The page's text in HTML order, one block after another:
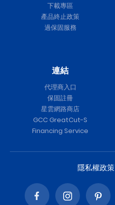
下載專區
產品終止政策
過保固服務
連結
代理商入口
保固註冊
星雲網路商店
GCC GreatCut-S
Financing Service
隱私權政策